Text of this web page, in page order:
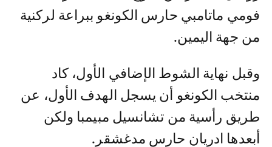
فومي ماتامبي حارس الكونغو ببراعة لركنية
من جهة اليمين.
وقبل نهاية الشوط الإضافي الأول، كاد
منتخب الكونغو أن يسجل الهدف الأول، عن
طريق رأسية من تشانسيل مبيمبا ولكن
أبعدها ادريان حارس مدغشقر.